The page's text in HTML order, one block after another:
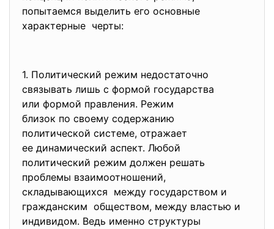
попытаемся выделить его основные
характерные черты:
1. Политический режим недостаточно
связывать лишь с формой государства
или формой правления. Режим
близок по своему содержанию
политической системе, отражает
ее динамический аспект. Любой
политический режим должен решать
проблемы взаимоотношений,
складывающихся между государством и
гражданским обществом, между властью и
индивидом. Ведь именно структуры